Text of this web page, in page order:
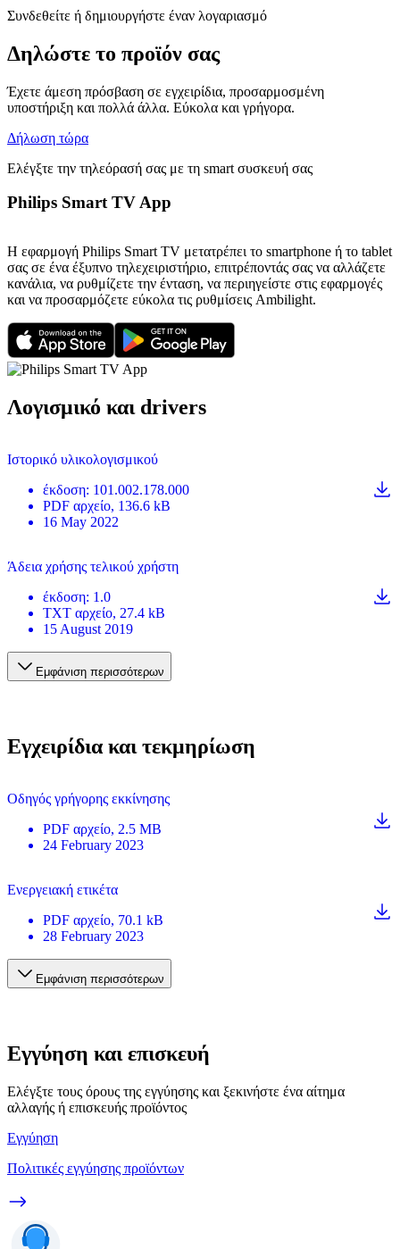
Συνδεθείτε ή δημιουργήστε έναν λογαριασμό
Δηλώστε το προϊόν σας
Έχετε άμεση πρόσβαση σε εγχειρίδια, προσαρμοσμένη
υποστήριξη και πολλά άλλα. Εύκολα και γρήγορα.
Δήλωση τώρα
Ελέγξτε την τηλεόρασή σας με τη smart συσκευή σας
Philips Smart TV App
Η εφαρμογή Philips Smart TV μετατρέπει το smartphone ή το tablet
σας σε ένα έξυπνο τηλεχειριστήριο, επιτρέποντάς σας να αλλάζετε
κανάλια, να ρυθμίζετε την ένταση, να περιηγείστε στις εφαρμογές
και να προσαρμόζετε εύκολα τις ρυθμίσεις Ambilight.
Λογισμικό και drivers
Ιστορικό υλικολογισμικού
έκδοση: 101.002.178.000
PDF αρχείο, 136.6 kB
16 May 2022
Άδεια χρήσης τελικού χρήστη
έκδοση: 1.0
TXT αρχείο, 27.4 kB
15 August 2019
Εμφάνιση περισσότερων
Εγχειρίδια και τεκμηρίωση
Οδηγός γρήγορης εκκίνησης
PDF αρχείο, 2.5 MB
24 February 2023
Ενεργειακή ετικέτα
PDF αρχείο, 70.1 kB
28 February 2023
Εμφάνιση περισσότερων
Εγγύηση και επισκευή
Ελέγξτε τους όρους της εγγύησης και ξεκινήστε ένα αίτημα
αλλαγής ή επισκευής προϊόντος
Εγγύηση
Πολιτικές εγγύησης προϊόντων